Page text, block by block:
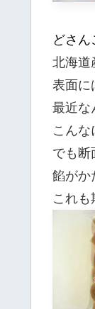
どさ
北海道
表面に
最近な
こんな
でも断
餡がか
これも